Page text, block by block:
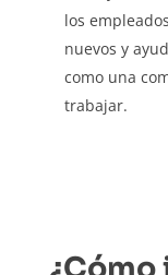
los
nuevos y
como una
trabajar.